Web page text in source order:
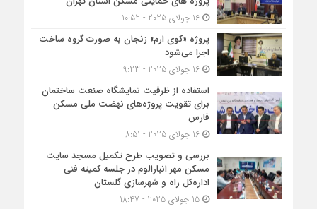
16 جولای 2025 - 10:52
پروژه «کوی ارم» زنجان به صورت گروه ساخت
اجرا می‌شود
16 جولای 2025 - 9:23
استفاده از ظرفیت نمایشگاه صنعت ساختمان
برای تقویت پروژه‌های نهضت ملی مسکن
فارس
16 جولای 2025 - 8:51
بررسی و تصویب طرح تکمیل مسجد سایت
مسکن مهر انبارالوم در جلسه کمیته فنی
اداره‌کل راه و شهرسازی گلستان
15 جولای 2025 - 18:47